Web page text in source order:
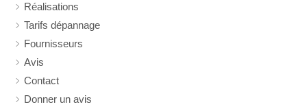
Réalisations
Tarifs dépannage
Fournisseurs
Avis
Contact
Donner un avis